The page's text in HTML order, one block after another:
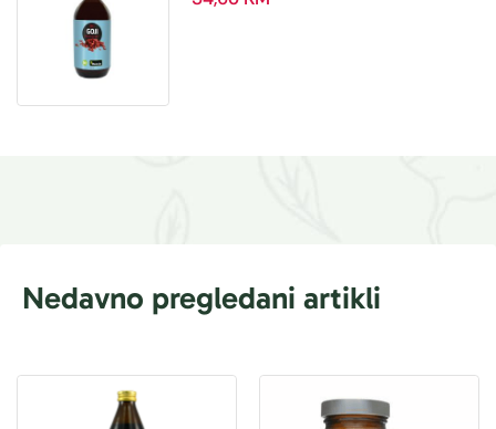
Nedavno pregledani artikli